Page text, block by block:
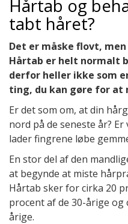
Hårtab og
tabt håret?
Det er måske flovt,
Hårtab er helt normalt
derfor heller ikke som
ting, du kan gøre for at
Er det som om, at din
nord på de seneste år?
lader fingrene løbe
En stor del af den
at begynde at miste
Hårtab sker for cirka 20
procent af de 30-årige og
årige.